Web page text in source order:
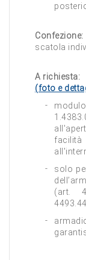
Confezione:
scatola
A richiesta:
(foto e
solo
(art.